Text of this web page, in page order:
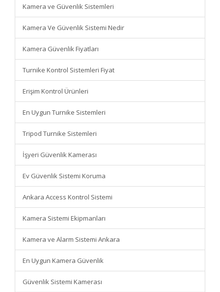
Kamera ve Güvenlik Sistemleri
Kamera Ve Güvenlik Sistemi Nedir
Kamera Güvenlik Fiyatları
Turnike Kontrol Sistemleri Fiyat
Erişim Kontrol Ürünleri
En Uygun Turnike Sistemleri
Tripod Turnike Sistemleri
İşyeri Güvenlik Kamerası
Ev Güvenlik Sistemi Koruma
Ankara Access Kontrol Sistemi
Kamera Sistemi Ekipmanları
Kamera ve Alarm Sistemi Ankara
En Uygun Kamera Güvenlik
Güvenlik Sistemi Kamerası